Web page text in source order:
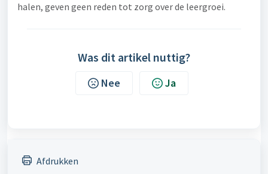
halen, geven geen reden tot zorg over de leergroei.
Was dit artikel nuttig?
Nee Ja
Afdrukken